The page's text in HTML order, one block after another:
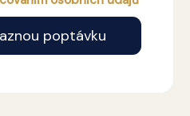
poptávku